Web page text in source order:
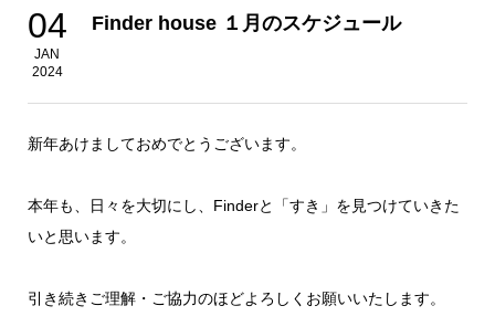
04
JAN
2024
Finder house １月のスケジュール
新年あけましておめでとうございます。
本年も、日々を大切にし、Finderと「すき」を見つけていきた
いと思います。
引き続きご理解・ご協力のほどよろしくお願いいたします。